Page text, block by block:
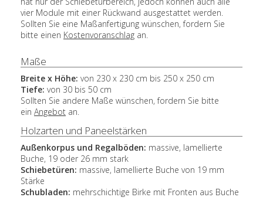
vier Module mit einer Rückwand ausgestattet werden.
Sollten Sie eine Maßanfertigung wünschen, fordern Sie
bitte einen Kostenvoranschlag an.
Maße
Breite x Höhe: von 230 x 230 cm bis 250 x 250 cm
Tiefe: von 30 bis 50 cm
Sollten Sie andere Maße wünschen, fordern Sie bitte
ein Angebot an.
Holzarten und Paneelstärken
Außenkorpus und Regalböden: massive, lamellierte
Buche, 19 oder 26 mm stark
Schiebetüren: massive, lamellierte Buche von 19 mm
Stärke
Schubladen: mehrschichtige Birke mit Fronten aus Buche